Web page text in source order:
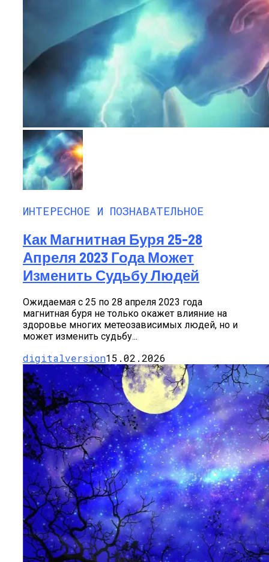
ИНТЕРЕСНОЕ И ПОЗНАВАТЕЛЬНОЕ
Как Магнитная Буря 25-28
Апреля 2023 Года Может
Изменить Судьбу Людей
Ожидаемая с 25 по 28 апреля 2023 года
магнитная буря не только окажет влияние на
здоровье многих метеозависимых людей, но и
может изменить судьбу...
digitalversion15.02.2026